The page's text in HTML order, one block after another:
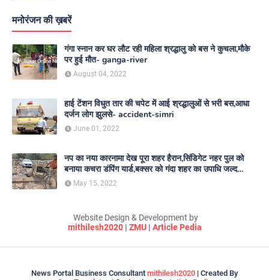
मनोरंजन की ख़बरें
गंगा स्नान कर घर लौट रही महिला श्रद्धालु को बस ने कुचला,मौके
पर हुई मौत- ganga-river
August 04, 2022
हाई टेंशन विधुत तार की चपेट में आई श्रद्धालुओं से भरी बस,आधा
दर्जन लोग झुलसे- accident-simri
June 01, 2022
नप का नया कारनामा देख पूरा शहर हैरान,सिंडिगेट नहर पुल को
बनाया कचरा डंपिंग यार्ड,बक्सर को गंदा शहर का उपाधि जल्द
दिलाएगा नगर परिषद- nagar-parishad
May 15, 2022
Website Design & Development by
mithilesh2020| ZMU| Article Pedia
News Portal Business Consultant mithilesh2020 | Created By